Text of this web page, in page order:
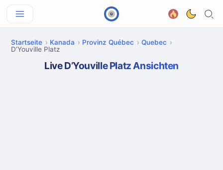
Startseite Kanada Provinz Québec
Quebec
D’Youville Platz
Live D’Youville Platz Ansichten